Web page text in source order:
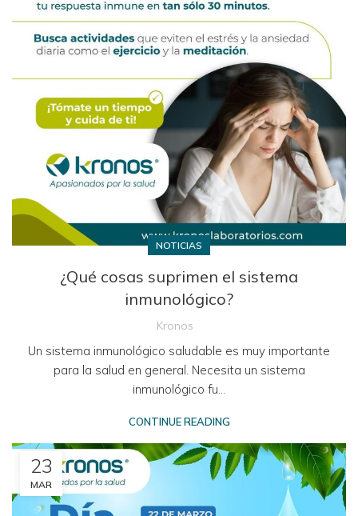
NOTICIAS
¿Qué cosas suprimen el sistema
inmunológico?
Kronos
Un sistema inmunológico saludable es muy importante
para la salud en general. Necesita un sistema
inmunológico fu...
CONTINUE READING
23
MAR